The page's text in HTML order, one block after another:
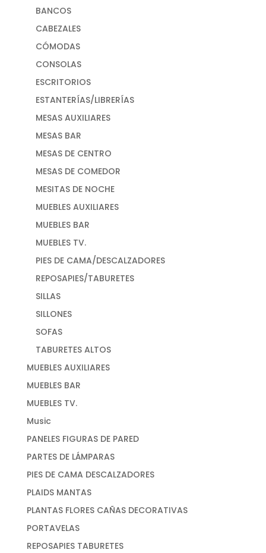
BANCOS
CABEZALES
CÓMODAS
CONSOLAS
ESCRITORIOS
ESTANTERÍAS/LIBRERÍAS
MESAS AUXILIARES
MESAS BAR
MESAS DE CENTRO
MESAS DE COMEDOR
MESITAS DE NOCHE
MUEBLES AUXILIARES
MUEBLES BAR
MUEBLES TV.
PIES DE CAMA/DESCALZADORES
REPOSAPIES/TABURETES
SILLAS
SILLONES
SOFAS
TABURETES ALTOS
MUEBLES AUXILIARES
MUEBLES BAR
MUEBLES TV.
Music
PANELES FIGURAS DE PARED
PARTES DE LÁMPARAS
PIES DE CAMA DESCALZADORES
PLAIDS MANTAS
PLANTAS FLORES CAÑAS DECORATIVAS
PORTAVELAS
REPOSAPIES TABURETES